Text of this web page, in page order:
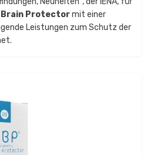
Brain Protectormit einer
Leistungen zum Schutz der